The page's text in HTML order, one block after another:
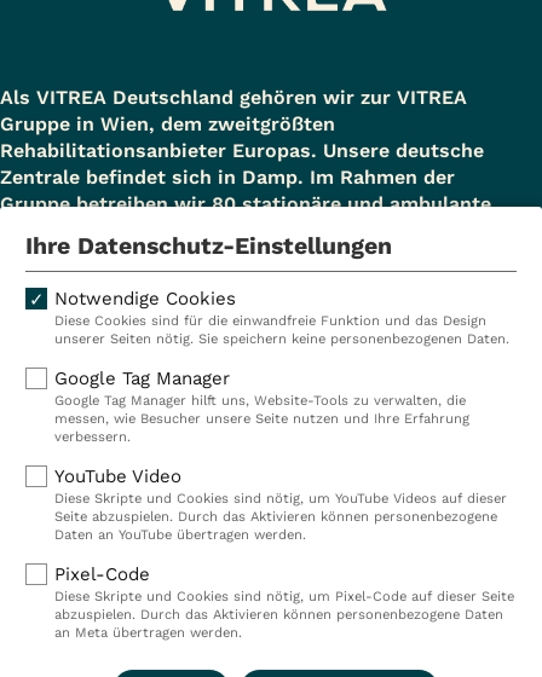
Als VITREA Deutschland gehören wir zur VITREA
Gruppe in Wien, dem zweitgrößten
Rehabilitationsanbieter Europas. Unsere deutsche
Zentrale befindet sich in Damp. Im Rahmen der
Gruppe betreiben wir 80 stationäre und ambulante
Schweiz und beschäftigen rund 14.000
Mitarbeiterinnen und Mitarbeiter. In Deutschland
betreiben wir 29 Rehakliniken, zwei Akutkliniken, acht
ambulante Rehazentren, zwei Medizinische
Versorgungszentren (MVZ), neun Pflegeeinrichtungen
sowie ein Prevention Center. Zudem führen wir einen
touristischen Standort in Damp. Insgesamt
beschäftigen wir bei VITREA Deutschland über 9.000
Mitarbeiterinnen und Mitarbeiter.
Kliniken
Pflege
Ihre Datenschutz-Einstellungen
Notwendige Cookies
Diese Cookies sind für die einwandfreie Funktion und das Design
unserer Seiten nötig. Sie speichern keine personenbezogenen Daten.
Google Tag Manager
Google Tag Manager hilft uns, Website-Tools zu verwalten, die
messen, wie Besucher unsere Seite nutzen und Ihre Erfahrung
verbessern.
YouTube Video
Diese Skripte und Cookies sind nötig, um YouTube Videos auf dieser
Seite abzuspielen. Durch das Aktivieren können personenbezogene
Daten an YouTube übertragen werden.
Pixel-Code
Diese Skripte und Cookies sind nötig, um Pixel-Code auf dieser Seite
abzuspielen. Durch das Aktivieren können personenbezogene Daten
an Meta übertragen werden.